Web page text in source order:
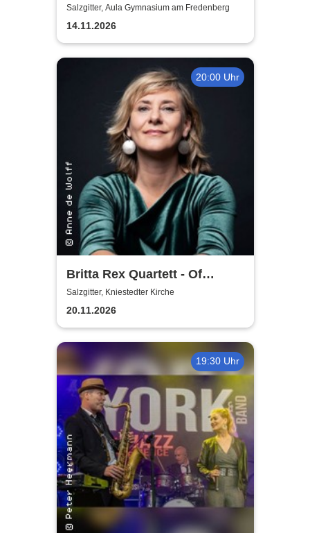
Aula Gymnasium am
Fredenberg
Salzgitter, Aula Gymnasium am Fredenberg
14.11.2026
20:00 Uhr
Britta Rex Quartett - Of
Witches, Queens & Heroines
Salzgitter, Kniestedter Kirche
20.11.2026
19:30 Uhr